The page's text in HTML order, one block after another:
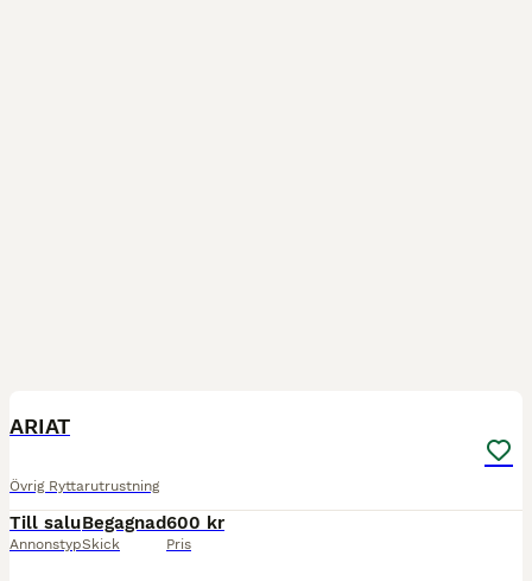
ARIAT
Övrig Ryttarutrustning
Till salu
Annonstyp
Begagnad
Skick
600 kr
Pris